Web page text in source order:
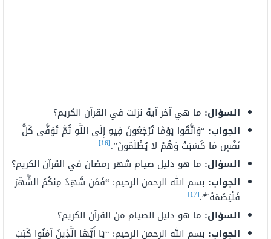
السؤال: ما هي آخر آية نزلت في القرآن الكريم؟
الجواب: “وَاتَّقُوا يَوْمًا تُرْجَعُونَ فِيهِ إِلَى اللَّهِ ثُمَّ تُوَفَّى كُلُّ
نَفْسٍ مَا كَسَبَتْ وَهُمْ لا يُظْلَمُونَ”.[16]
السؤال: ما هو دليل صيام شهر رمضان في القرآن الكريم؟
الجواب: بسم الله الرحمن الرحيم: “فَمَن شَهِدَ مِنكُمُ الشَّهْرَ
فَلْيَصُمْهُ ۖ”.[17]
السؤال: ما هو دليل الصيام من القرآن الكريم؟
الجواب: بسم الله الرحمن الرحيم: “يَا أَيُّهَا الَّذِينَ آمَنُوا كُتِبَ